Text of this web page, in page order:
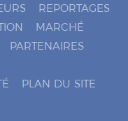
REPORTAGES
MARCHÉ
PARTENAIRES
PLAN DU SITE